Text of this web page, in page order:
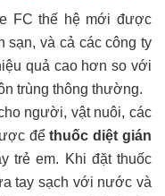
FC thế hệ mới được
sạn, và cả các công ty
quả cao hơn so với
trùng thông thường.
người, vật nuôi, các
đểthuốc diệt gián
trẻ em. Khi đặt thuốc
tay sạch với nước và